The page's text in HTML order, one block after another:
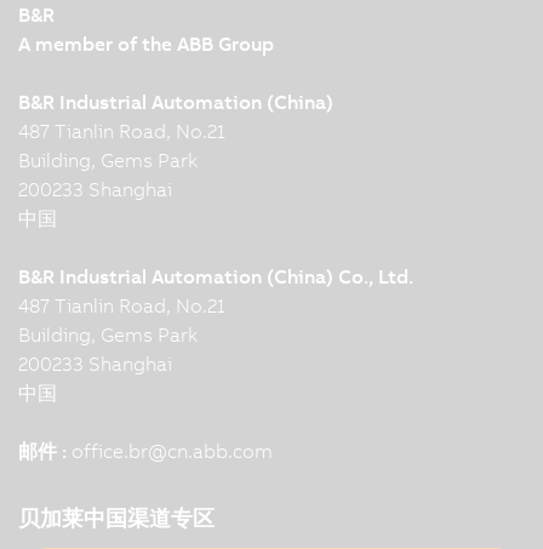
B&R
A member of the ABB Group
B&R Industrial Automation (China)
487 Tianlin Road, No.21
Building, Gems Park
200233 Shanghai
中国
B&R Industrial Automation (China) Co., Ltd.
487 Tianlin Road, No.21
Building, Gems Park
200233 Shanghai
中国
邮件 : office.br@cn.abb.com
贝加莱中国渠道专区